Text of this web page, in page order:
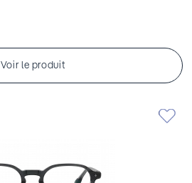
Voir le produit